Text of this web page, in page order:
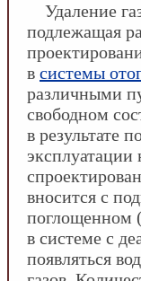
Удаление
подлежащая
в системы
различными
свободном
в результате
эксплуатации
вносится с
поглощенном
в системе с
появляться